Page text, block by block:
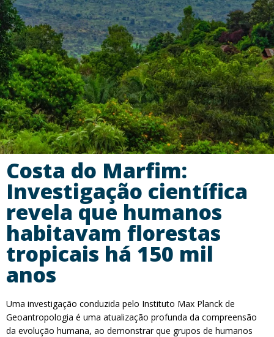
Costa do Marfim:
Investigação científica
revela que humanos
habitavam florestas
tropicais há 150 mil
anos
Uma investigação conduzida pelo Instituto Max Planck de
Geoantropologia é uma atualização profunda da compreensão
da evolução humana, ao demonstrar que grupos de humanos